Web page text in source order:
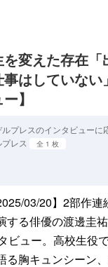
変えた存在
はしていな
】
ルプレスのインタビューに
レス
全 1 枚
03/20】2部作
する俳優の渡邊圭
ビュー。高校生役
る胸キュンシーン